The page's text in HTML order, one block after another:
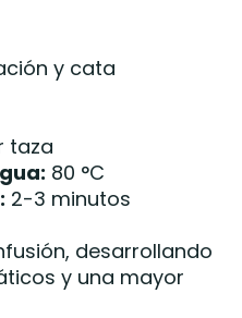
y cata
taza
80 °C
2-3 minutos
desarrollando
y una mayor